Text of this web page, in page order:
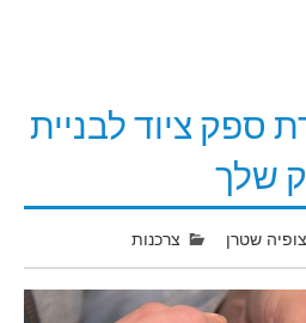
ספק ציוד לבניית
שלך
צופיה שטרן צרכנות